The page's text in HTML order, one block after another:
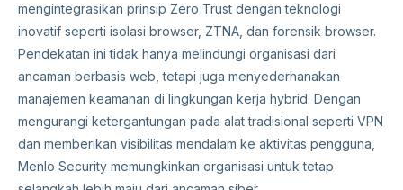
mengintegrasikan prinsip Zero Trust dengan teknologi
inovatif seperti isolasi browser, ZTNA, dan forensik browser.
Pendekatan ini tidak hanya melindungi organisasi dari
ancaman berbasis web, tetapi juga menyederhanakan
manajemen keamanan di lingkungan kerja hybrid. Dengan
mengurangi ketergantungan pada alat tradisional seperti VPN
dan memberikan visibilitas mendalam ke aktivitas pengguna,
Menlo Security memungkinkan organisasi untuk tetap